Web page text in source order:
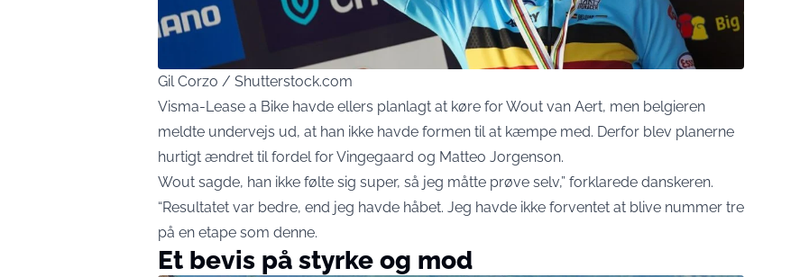
Gil Corzo / Shutterstock.com
Visma-Lease a Bike havde ellers planlagt at køre for Wout van Aert, men belgieren
meldte undervejs ud, at han ikke havde formen til at kæmpe med. Derfor blev planerne
hurtigt ændret til fordel for Vingegaard og Matteo Jorgenson.
Wout sagde, han ikke følte sig super, så jeg måtte prøve selv,” forklarede danskeren.
“Resultatet var bedre, end jeg havde håbet. Jeg havde ikke forventet at blive nummer tre
på en etape som denne.
Et bevis på styrke og mod